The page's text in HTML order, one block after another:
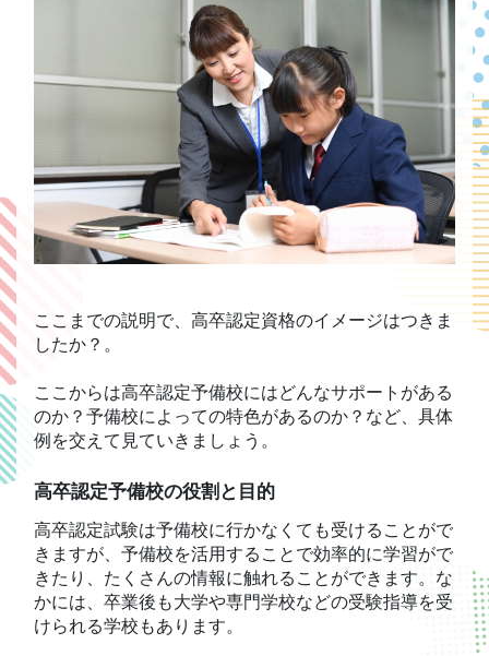
ここまでの説明で、高卒認定資格のイメージはつきま
したか？。
ここからは高卒認定予備校にはどんなサポートがある
のか？予備校によっての特色があるのか？など、具体
例を交えて見ていきましょう。
高卒認定予備校の役割と目的
高卒認定試験は予備校に行かなくても受けることがで
きますが、予備校を活用することで効率的に学習がで
きたり、たくさんの情報に触れることができます。な
かには、卒業後も大学や専門学校などの受験指導を受
けられる学校もあります。